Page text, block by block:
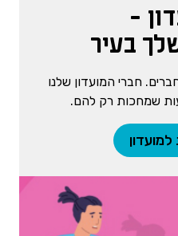
-
בעיר
חברי המועדון שלנו
שמחכות רק להם.